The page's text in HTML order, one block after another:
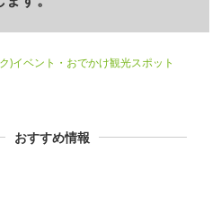
)イベント・おでかけ観光スポット
おすすめ情報